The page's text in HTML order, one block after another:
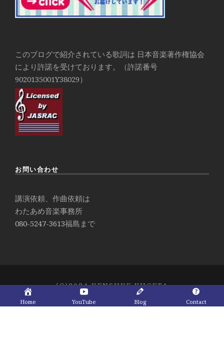
このブログで紹介されている歌詞は 日本音楽著作権協会
により許諾を受けております。（許諾番号
9020135001Y38029）
お問い合わせ
講演依頼、作曲依頼は
わたあめ音楽事務所
080-5247-3613福島まで
(C)2024 KENSUKE YUGETA
Home YouTube Blog Contact